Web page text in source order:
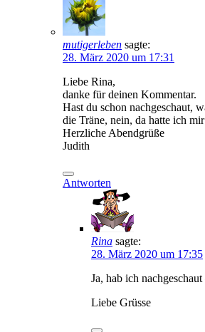
mutigerleben sagte:
28. März 2020 um 17:31
Liebe Rina,
danke für deinen Kommentar.
Hast du schon nachgeschaut,
die Träne, nein, da hatte ich
Herzliche Abendgrüße
Judith
Antworten
Rina sagte:
28. März 2020 um 17:35
Ja, hab ich
Liebe Grüsse